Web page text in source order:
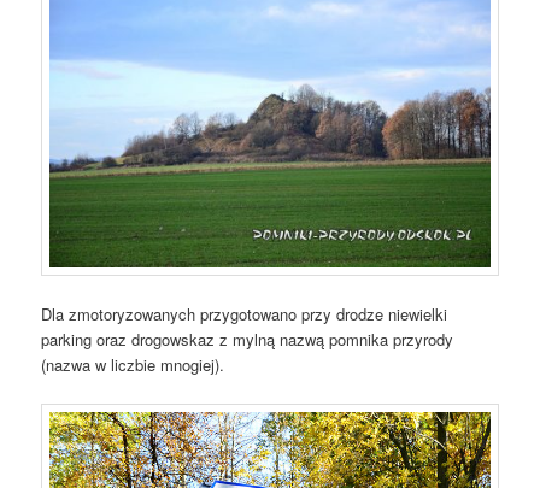
Dla zmotoryzowanych przygotowano przy drodze niewielki
parking oraz drogowskaz z mylną nazwą pomnika przyrody
(nazwa w liczbie mnogiej).